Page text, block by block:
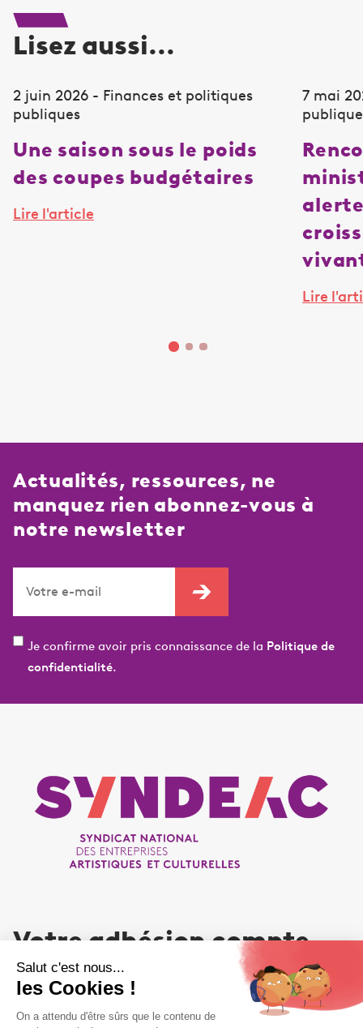
Lisez aussi...
2 juin 2026 - Finances et politiques
publiques
Une saison sous le poids
des coupes budgétaires
Lire l'article
7 mai
Lire
Actualités, ressources, ne
manquez rien abonnez-vous à
notre newsletter
Je confirme avoir pris connaissance de la Politique de
confidentialité.
Votre adhésion compte
NOUS REJOINDRE